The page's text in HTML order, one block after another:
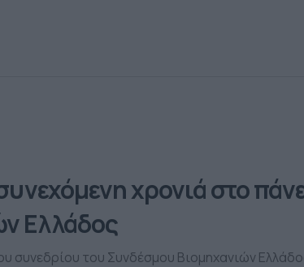
χρονιά στο
Ελλάδος
συνεδρίου του Συνδέσμου Βιομηχανιών